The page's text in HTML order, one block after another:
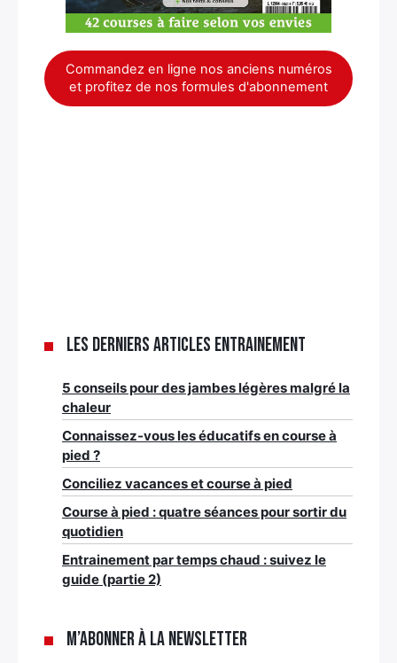
Commandez en ligne nos anciens numéros
et profitez de nos formules d'abonnement
Les derniers articles Entrainement
5 conseils pour des jambes légères malgré la
chaleur
Connaissez-vous les éducatifs en course à
pied ?
Conciliez vacances et course à pied
Course à pied : quatre séances pour sortir du
quotidien
Entrainement par temps chaud : suivez le
guide (partie 2)
M’abonner à la newsletter